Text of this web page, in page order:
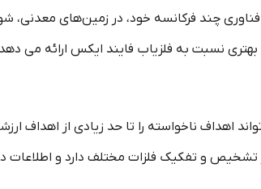
چند فرکانسه خود، در زمین‌های معدنی،
بهتری نسبت به فلزیاب فایند ایکس ارائه می
اهداف ناخواسته را تا حد زیادی از اهداف
تشخیص و تفکیک فلزات مختلف دارد و اطلاعات